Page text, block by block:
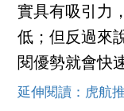
實具有吸引力
低；但反過來
閱優勢就會快
延伸閱讀：虎航